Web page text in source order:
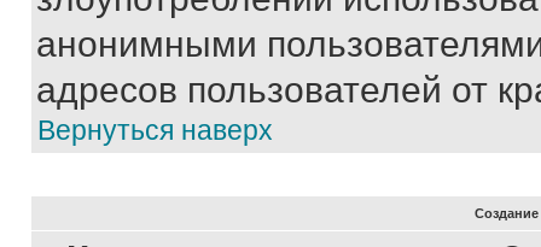
анонимными
адресов пользователей от
Вернуться наверх